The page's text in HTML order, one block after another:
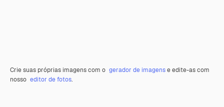
Crie suas próprias imagens com o gerador de imagense edite-as com
nosso editor de fotos.